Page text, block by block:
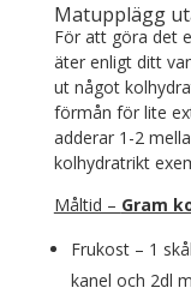
Matupplägg
För att göra det
äter enligt ditt
ut något
förmån för lite
adderar 1-2
kolhydratrikt
Måltid – Gram
Frukost– 1
kanel och 2dl